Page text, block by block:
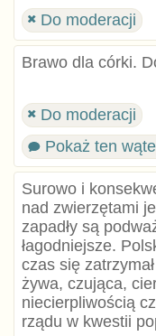
Do moderacji
Brawo dla córki.
Do moderacji
Pokaż ten
Surowo i
nad zwierzętami
zapadły są
łagodniejsze.
czas się
żywa, czująca,
niecierpliwością
rządu w kwestii